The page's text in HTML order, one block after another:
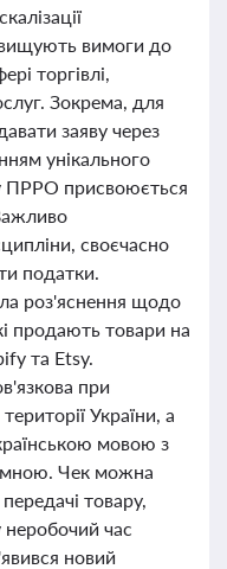
вимоги до
торгівлі,
Зокрема, для
заяву через
унікального
ПРРО присвоюється
своєчасно
податки.
роз'яснення щодо
продають товари на
та Etsy.
при
України, а
мовою з
Чек можна
товару,
неробочий час
новий